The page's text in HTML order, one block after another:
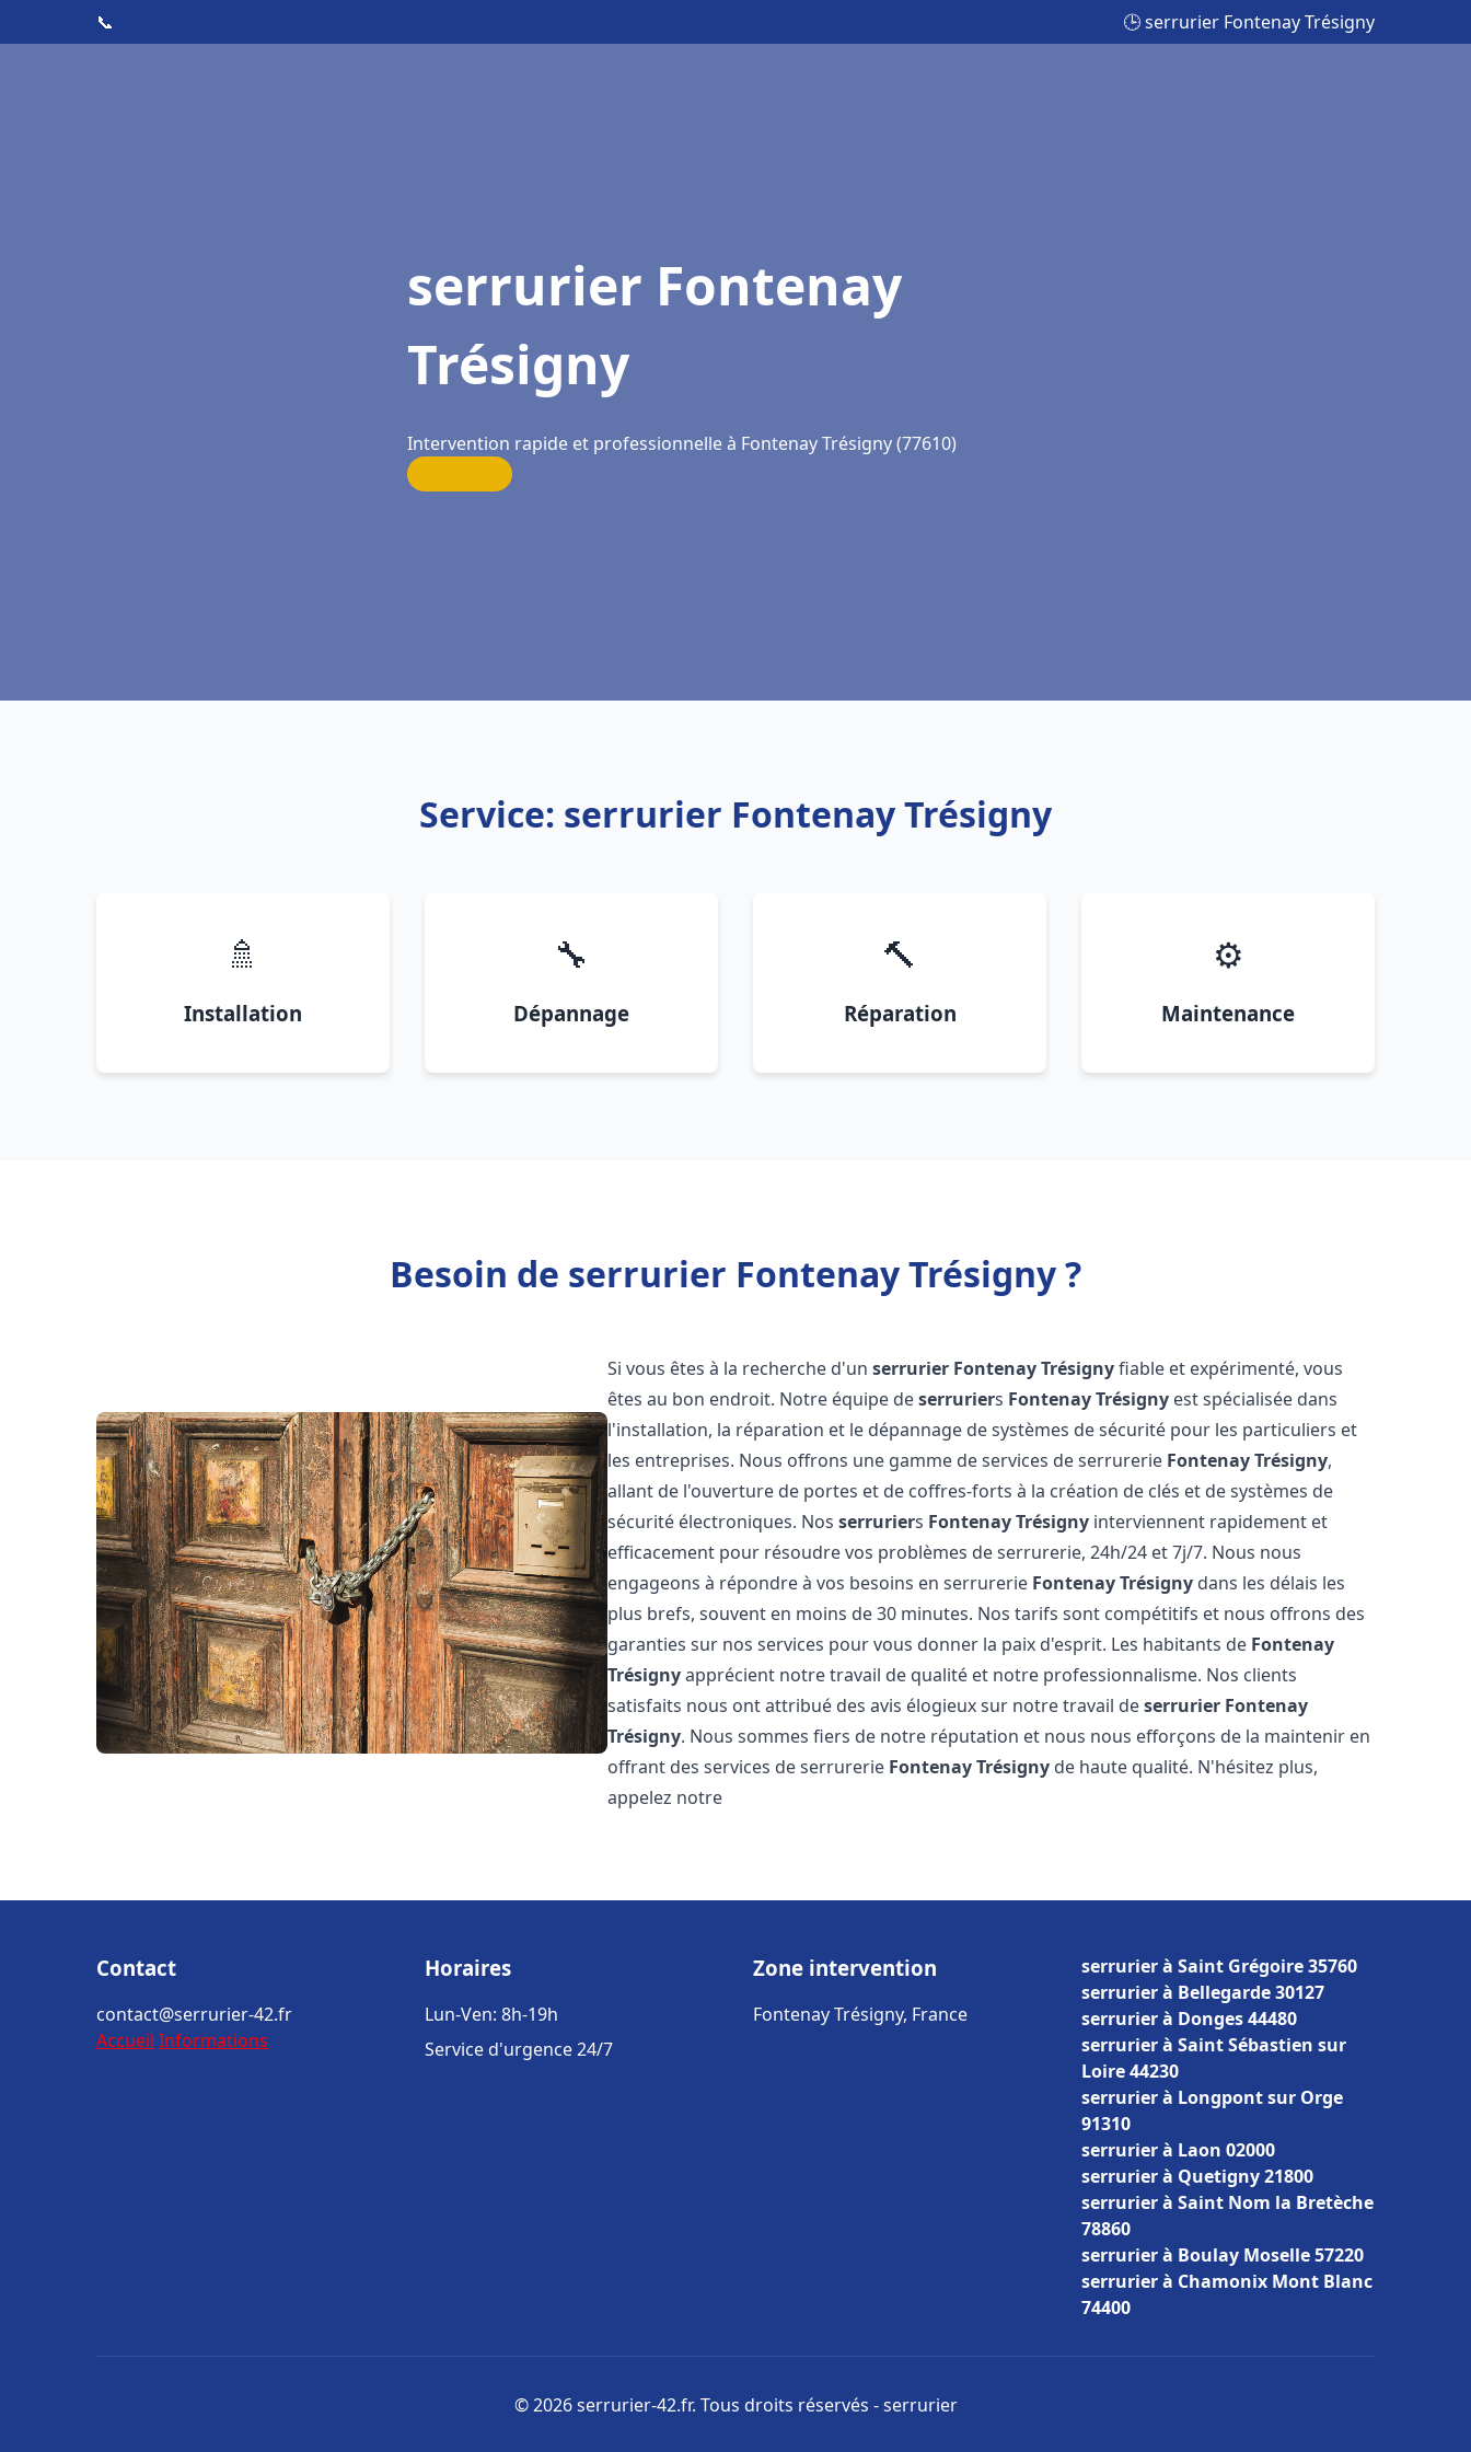
📞 🕒 serrurier Fontenay Trésigny
serrurier Fontenay
Trésigny
Intervention rapide et professionnelle à Fontenay Trésigny (77610)
Service: serrurier Fontenay Trésigny
🚿
Installation
🔧
Dépannage
🔨
Réparation
⚙️
Maintenance
Besoin de serrurier Fontenay Trésigny ?
Si vous êtes à la recherche d'unserrurier Fontenay Trésignyfiable et expérimenté, vous
êtes au bon endroit. Notre équipe deserruriers Fontenay Trésigny est spécialisée dans
l'installation, la réparation et le dépannage de systèmes de sécurité pour les particuliers et
les entreprises. Nous offrons une gamme de services de serrurerie Fontenay Trésigny,
allant de l'ouverture de portes et de coffres-forts à la création de clés et de systèmes de
sécurité électroniques. Nosserruriers Fontenay Trésigny interviennent rapidement et
efficacement pour résoudre vos problèmes de serrurerie, 24h/24 et 7j/7. Nous nous
engageons à répondre à vos besoins en serrurerie Fontenay Trésigny dans les délais les
plus brefs, souvent en moins de 30 minutes. Nos tarifs sont compétitifs et nous offrons des
garanties sur nos services pour vous donner la paix d'esprit. Les habitants de Fontenay
Trésignyapprécient notre travail de qualité et notre professionnalisme. Nos clients
satisfaits nous ont attribué des avis élogieux sur notre travail deserrurier Fontenay
Trésigny. Nous sommes fiers de notre réputation et nous nous efforçons de la maintenir en
offrant des services de serrurerie Fontenay Trésigny de haute qualité. N'hésitez plus,
appelez notre
Contact
contact@serrurier-42.fr
Accueil Informations
Horaires
Lun-Ven: 8h-19h
Service d'urgence 24/7
Zone intervention
Fontenay Trésigny, France
serrurier à Saint Grégoire 35760
serrurier à Bellegarde 30127
serrurier à Donges 44480
serrurier à Saint Sébastien sur
Loire 44230
serrurier à Longpont sur Orge
91310
serrurier à Laon 02000
serrurier à Quetigny 21800
serrurier à Saint Nom la Bretèche
78860
serrurier à Boulay Moselle 57220
serrurier à Chamonix Mont Blanc
74400
© 2026 serrurier-42.fr. Tous droits réservés - serrurier